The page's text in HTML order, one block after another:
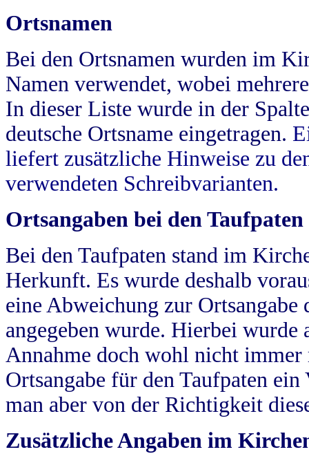
Ortsnamen
Bei den Ortsnamen wurden im
Namen verwendet, wobei
In dieser Liste wurde in der
deutsche Ortsname eingetragen.
liefert zusätzliche Hinweise zu
verwendeten Schreibvarianten.
Ortsangaben bei den Taufpaten
Bei den Taufpaten stand im
Herkunft. Es wurde deshalb
eine Abweichung zur
angegeben wurde. Hierbei wurde
Annahme doch wohl nicht
Ortsangabe für den Taufpaten
man aber von der Richtigkeit
Zusätzliche Angaben im